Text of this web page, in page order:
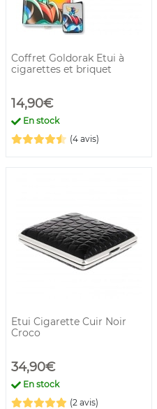
Coffret Goldorak Etui à
cigarettes et briquet
14,90€
En stock
(4 avis)
Etui Cigarette Cuir Noir
Croco
34,90€
En stock
(2 avis)